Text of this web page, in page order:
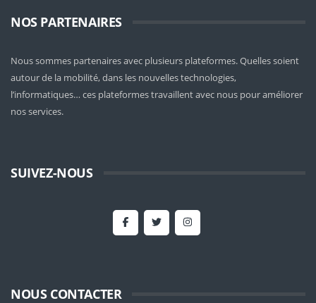
NOS PARTENAIRES
Nous sommes partenaires avec plusieurs plateformes. Quelles soient
autour de la mobilité, dans les nouvelles technologies,
l’informatiques… ces plateformes travaillent avec nous pour améliorer
nos services.
SUIVEZ-NOUS
NOUS CONTACTER